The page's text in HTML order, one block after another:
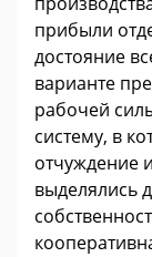
прибыли
достояние
варианте
рабочей
систему, в
отчуждение
выделялись